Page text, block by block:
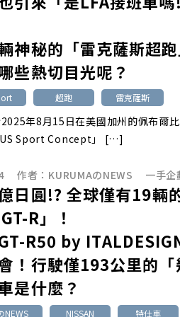
神秘的「雷克薩斯超
些熱切目光呢？
超跑 雷克薩斯
年8月15日在美國加州的佩布爾
Sport Concept」 […]
作者： KURUMAのNEWS 一手企
日圓!? 全球僅有19輛
R」！
R50 by
！行駛僅193公里的「
是什麼？
NEWS NISSAN 特仕車